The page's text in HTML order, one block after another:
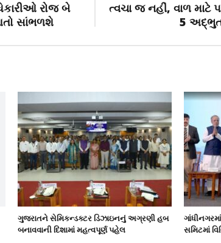
રોજ બે
સાંભળશે
ત્વચા જ નહીં, વાળ માટે
5 અદ્ભુત
ગુજરાતને સેમિકન્ડક્ટર ડિઝાઇનનું અગ્રણી હબ
બનાવવાની દિશામાં મહત્વપૂર્ણ પહેલ
સમિટમાં